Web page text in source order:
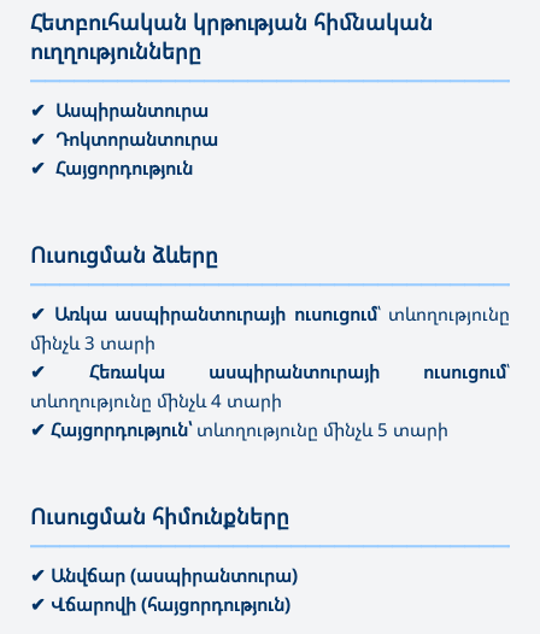
Հետբուհական կրթության հիմնական
ուղղությունները
✔ Ասպիրանտուրա
✔ Դոկտորանտուրա
✔ Հայցորդություն
Ուսուցման ձևերը
✔ Առկա ասպիրանտուրայի ուսուցում՝ տևողությունը
մինչև 3 տարի
✔ Հեռակա ասպիրանտուրայի ուսուցում՝
տևողությունը մինչև 4 տարի
✔ Հայցորդություն՝տևողությունը մինչև 5 տարի
Ուսուցման հիմունքները
✔ Անվճար (ասպիրանտուրա)
✔ Վճարովի (հայցորդություն)